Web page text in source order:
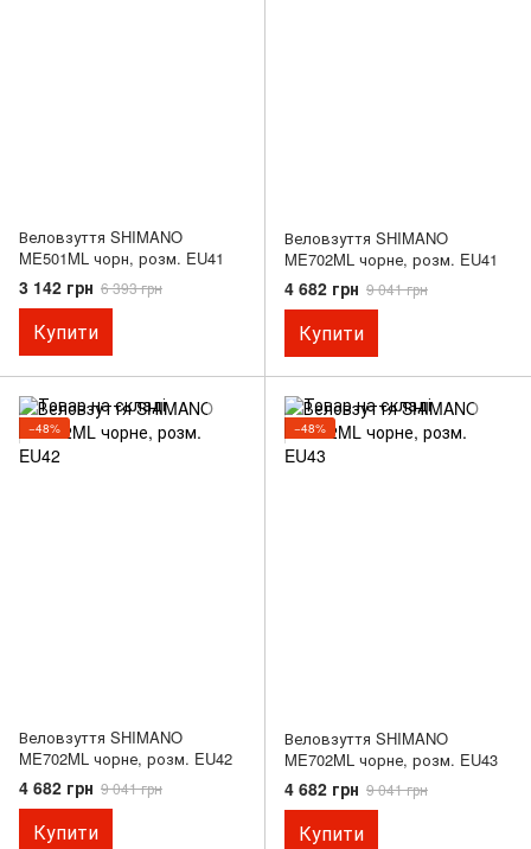
Веловзуття SHIMANO
ME501ML чорн, розм. EU41
3 142 грн 6 393 грн
Купити
Веловзуття SHIMANO
ME702ML чорне, розм. EU41
4 682 грн 9 041 грн
Купити
−48%
Веловзуття SHIMANO
ME702ML чорне, розм. EU42
4 682 грн 9 041 грн
Купити
−48%
Веловзуття SHIMANO
ME702ML чорне, розм. EU43
4 682 грн 9 041 грн
Купити